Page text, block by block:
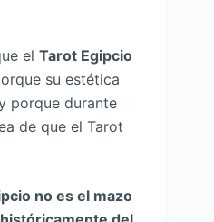
el Tarot Egipcio
su estética
porque durante
de que el Tarot
no es el mazo